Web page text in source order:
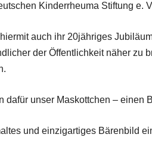
Kinderrheuma Stiftung e.
auch ihr 20jähriges
der Öffentlichkeit näher zu
dafür unser Maskottchen – einen
und einzigartiges Bärenbild